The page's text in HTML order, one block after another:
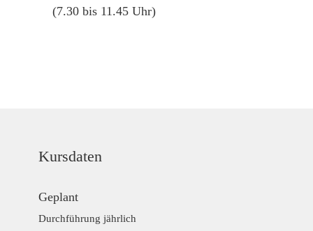
(7.30 bis 11.45 Uhr)
Kursdaten
Geplant
Durchführung jährlich